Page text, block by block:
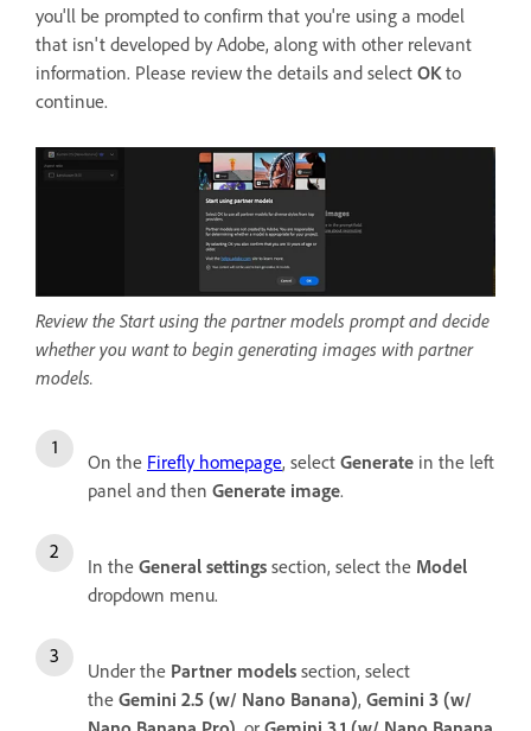
you'll be prompted to confirm that you're using a model
that isn't developed by Adobe, along with other relevant
information. Please review the details and select OKto
continue.
Review the Start using the partner models prompt and decide
whether you want to begin generating images with partner
models.
On the Firefly homepage, select Generate in the left
panel and then Generate image.
In the General settings section, select the Model
dropdown menu.
Under the Partner models section, select
the Gemini 2.5 (w/ Nano Banana), Gemini 3 (w/